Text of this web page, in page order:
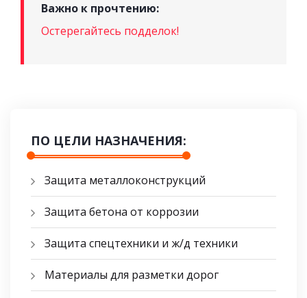
Важно к прочтению:
Остерегайтесь подделок!
ПО ЦЕЛИ НАЗНАЧЕНИЯ:
Защита металлоконструкций
Защита бетона от коррозии
Защита спецтехники и ж/д техники
Материалы для разметки дорог